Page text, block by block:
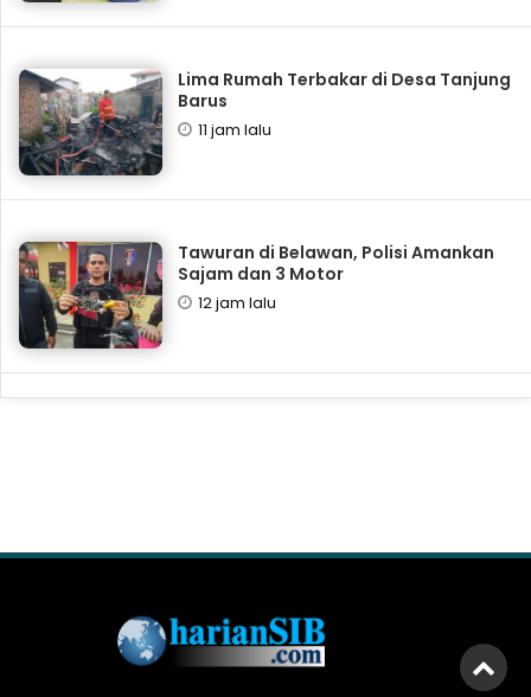
Lima Rumah Terbakar di Desa Tanjung
Barus
11 jam lalu
Tawuran di Belawan, Polisi Amankan
Sajam dan 3 Motor
12 jam lalu